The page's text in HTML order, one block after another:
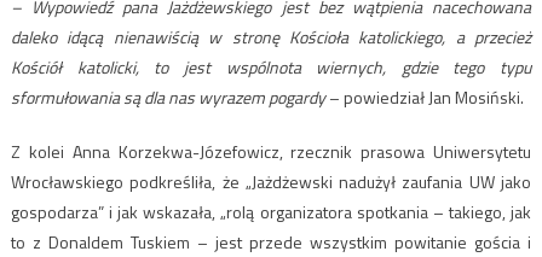
– Wypowiedź pana Jażdżewskiego jest bez wątpienia nacechowana
daleko idącą nienawiścią w stronę Kościoła katolickiego, a przecież
Kościół katolicki, to jest wspólnota wiernych, gdzie tego typu
sformułowania są dla nas wyrazem pogardy– powiedział Jan Mosiński.
Z kolei Anna Korzekwa-Józefowicz, rzecznik prasowa Uniwersytetu
Wrocławskiego podkreśliła, że „Jażdżewski nadużył zaufania UW jako
gospodarza” i jak wskazała, „rolą organizatora spotkania – takiego, jak
to z Donaldem Tuskiem – jest przede wszystkim powitanie gościa i